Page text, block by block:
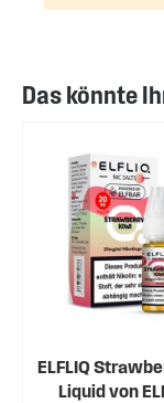
Das könnte
ELFLIQ
Liquid von